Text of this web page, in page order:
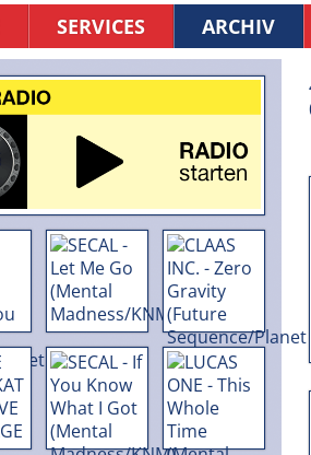
SERVICES ARCHIV